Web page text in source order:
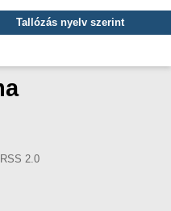
Tallózás nyelv szerint
RSS 2.0